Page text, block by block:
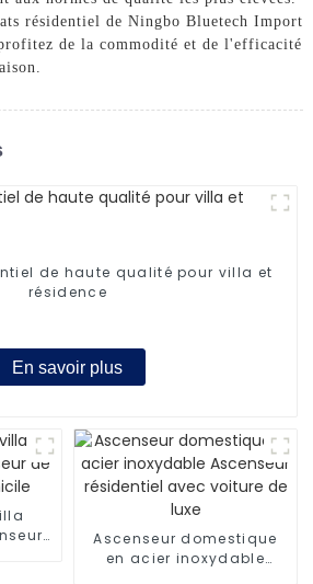
résidentiel de Ningbo Bluetech Import
de la commodité et de l'efficacité
de haute qualité pour villa et
résidence
En savoir plus
Ascenseur domestique
en acier inoxydable